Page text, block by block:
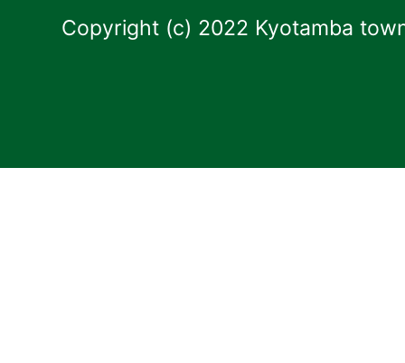
Copyright (c) 2022 Kyotamba